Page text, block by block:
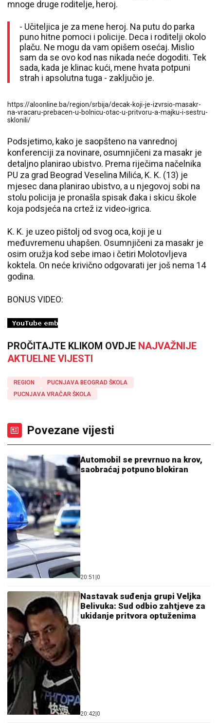
mnoge druge roditelje, heroj.
- Učiteljica je za mene heroj. Na putu do parka
puno hitne pomoci i policije. Deca i roditelji okolo
plaču. Ne mogu da vam opišem osećaj. Mislio
sam da se ovo kod nas nikada neće dogoditi. Tek
sada, kada je klinac kući, mene hvata potpuni
strah i apsolutna tuga - zaključio je.
https://aloonline.ba/region/srbija/decak-koji-je-izvrsio-masakr-
na-vracaru-prebacen-u-bolnicu-otac-u-pritvoru-a-majku-i-sestru-
sklonili/
Podsjetimo, kako je saopšteno na vanrednoj
konferenciji za novinare, osumnjičeni za masakr je
detaljno planirao ubistvo. Prema riječima načelnika
PU za grad Beograd Veselina Milića, K. K. (13) je
mjesec dana planirao ubistvo, a u njegovoj sobi na
stolu policija je pronašla spisak đaka i skicu škole
koja podsjeća na crtež iz video-igrica.
K. K. je uzeo pištolj od svog oca, koji je u
međuvremenu uhapšen. Osumnjičeni za masakr je
osim oružja kod sebe imao i četiri Molotovljeva
koktela. On neće krivično odgovarati jer još nema 14
godina.
BONUS VIDEO:
PROČITAJTE KLIKOM OVDJE NAJVAŽNIJE
AKTUELNE VIJESTI
REGION
PUCNJAVA BEOGRAD ŠKOLA
PUCNJAVA VRAČAR ŠKOLA
Povezane vijesti
Automobil se prevrnuo na krov,
saobraćaj potpuno blokiran
20:51 0
Nastavak suđenja grupi Veljka
Belivuka: Sud odbio zahtjeve za
ukidanje pritvora optuženima
20:42 0